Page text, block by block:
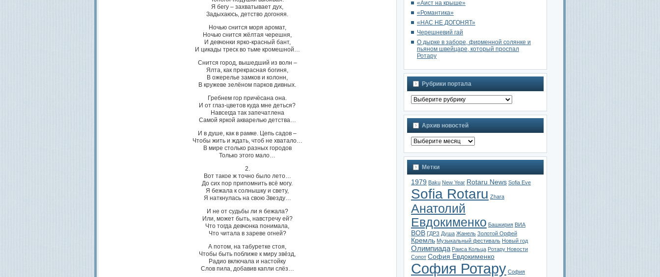
Я бегу – захватывает дух,
Задыхаюсь, детство догоняя.
Ночью снится моря аромат,
Ночью снится жёлтая черешня,
И девчонки ярко-красный бант,
И цикады треск во тьме кромешной…
Снится город, вышедший из волн –
Ялта, как прекрасная богиня,
В ожерелье замков и колонн,
В кружеве зелёном парков дивных.
Гребнем гор причёсана она.
И от глаз-цветов куда мне деться?
Навсегда так запечатлена
Самой яркой акварелью детства…
И в душе, как в рамке. Цепь садов –
Чтобы жить и ждать, чтоб не хватало…
В мире столько разных городов
Только этого мало…
2.
Вот такое ж точно было лето…
До сих пор припомнить всё могу.
Я бежала к солнышку и свету,
Я наткнулась на свою Звезду…
И не от судьбы ли я бежала?
Или, может быть, навстречу ей?
Что тогда девчонка понимала,
Что читала в зареве огней?
А потом, на табуретке стоя,
Чтобы быть поближе к миру звёзд,
Радио включала и настойку
Слов пила, добавив капли слёз…
«Аист на крыше»
«Романтика»
«НАС НЕ ДОГОНЯТ»
Черешневий гай
О дырке в заборе, фирменной солянке и
пьяном швейцаре, который проспал
Ротару
Рубрики портала
Архив новостей
Метки
1979 Baku New Year Rotaru News Sofia Eve
Sofia Rotaru Zhara
Анатолий
Евдокименко Башкирия ВИА
ВОВ ГДРЗ Душа Жанель Золотой Орфей
Кремль Музыкальный фестиваль Новый год
Олимпиада Раиса Кольца Ротару Новости
Сопот София Евдокименко
София Ротару София